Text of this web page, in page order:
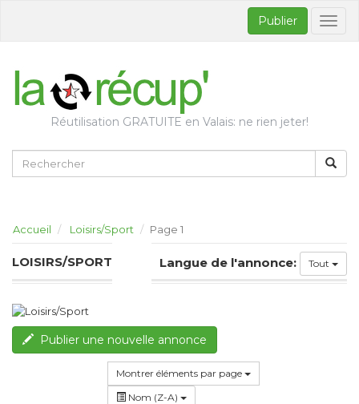
Publier
Réutilisation GRATUITE en Valais: ne rien jeter!
Accueil Loisirs/Sport Page 1
LOISIRS/SPORT Langue de l'annonce: Tout
Publier une nouvelle annonce
Montrer éléments par page
Nom (Z-A)